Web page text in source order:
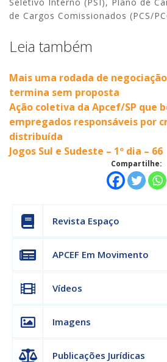
de Cargos Comissionados (PCS/
Leia também
Mais uma rodada de
termina sem proposta
Ação coletiva da Apcef/SP que
empregados responsáveis por
distribuída
Jogos Sul e Sudeste – 1º dia – 66
Compartilhe:
Revista Espaço
APCEF Em Movimento
Vídeos
Imagens
Publicações Jurídicas